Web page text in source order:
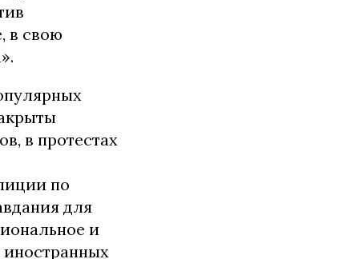
в свою
в протестах
по
для
и